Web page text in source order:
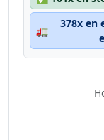
🚛
378x en